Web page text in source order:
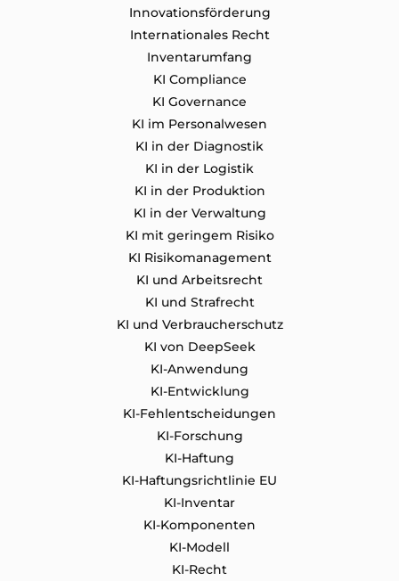
Innovationsförderung
Internationales Recht
Inventarumfang
KI Compliance
KI Governance
KI im Personalwesen
KI in der Diagnostik
KI in der Logistik
KI in der Produktion
KI in der Verwaltung
KI mit geringem Risiko
KI Risikomanagement
KI und Arbeitsrecht
KI und Strafrecht
KI und Verbraucherschutz
KI von DeepSeek
KI-Anwendung
KI-Entwicklung
KI-Fehlentscheidungen
KI-Forschung
KI-Haftung
KI-Haftungsrichtlinie EU
KI-Inventar
KI-Komponenten
KI-Modell
KI-Recht